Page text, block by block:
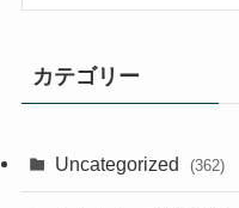
カテゴリー
Uncategorized (362)